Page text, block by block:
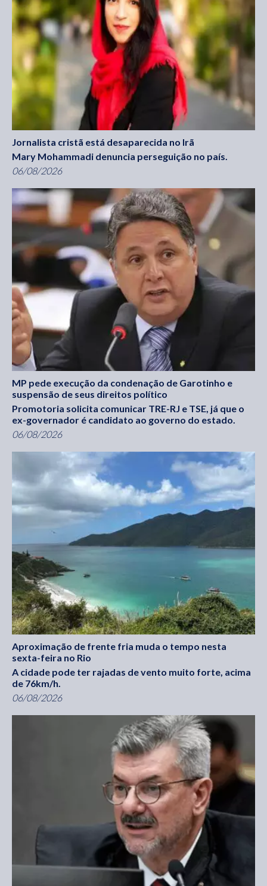
Jornalista cristã está desaparecida no Irã
Mary Mohammadi denuncia perseguição no país.
06/08/2026
MP pede execução da condenação de Garotinho e
suspensão de seus direitos político
Promotoria solicita comunicar TRE-RJ e TSE, já que o
ex-governador é candidato ao governo do estado.
06/08/2026
Aproximação de frente fria muda o tempo nesta
sexta-feira no Rio
A cidade pode ter rajadas de vento muito forte, acima
de 76km/h.
06/08/2026